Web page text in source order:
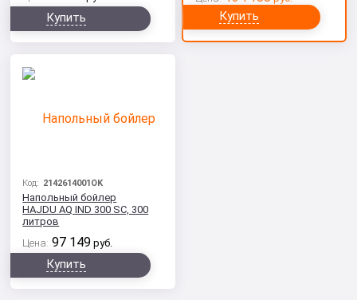
Купить Купить
Код: 2142614001OK
Напольный бойлер
HAJDU AQ IND 300 SC, 300
литров
Цена: 97 149 руб.
Купить